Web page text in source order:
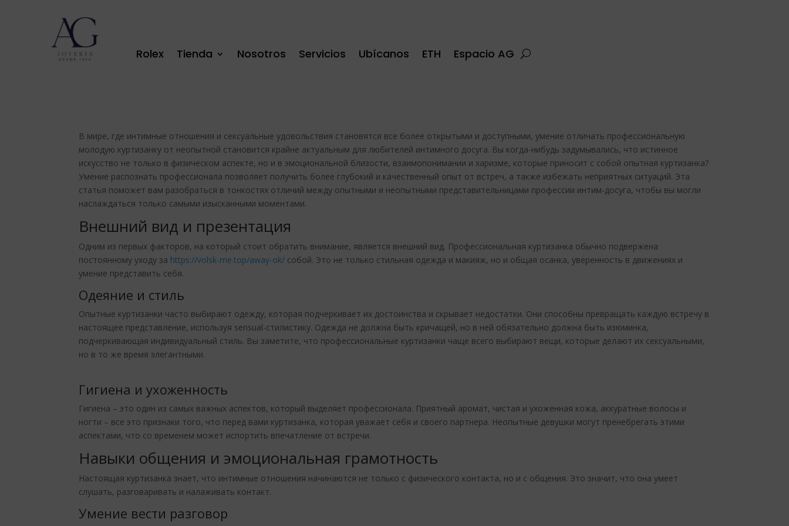
Rolex Tienda Nosotros Servicios Ubícanos ETH Espacio AG
В мире, где интимные отношения и сексуальные удовольствия становятся все более открытыми и доступными, умение отличать профессиональную
молодую куртизанку от неопытной становится крайне актуальным для любителей интимного досуга. Вы когда-нибудь задумывались, что истинное
искусство не только в физическом аспекте, но и в эмоциональной близости, взаимопонимании и харизме, которые приносит с собой опытная куртизанка?
Умение распознать профессионала позволяет получить более глубокий и качественный опыт от встреч, а также избежать неприятных ситуаций. Эта
статья поможет вам разобраться в тонкостях отличий между опытными и неопытными представительницами профессии интим-досуга, чтобы вы могли
наслаждаться только самыми изысканными моментами.
Внешний вид и презентация
Одним из первых факторов, на который стоит обратить внимание, является внешний вид. Профессиональная куртизанка обычно подвержена
постоянному уходу за https://volsk-me.top/away-ok/ собой. Это не только стильная одежда и макияж, но и общая осанка, уверенность в движениях и
умение представить себя.
Одеяние и стиль
Опытные куртизанки часто выбирают одежду, которая подчеркивает их достоинства и скрывает недостатки. Они способны превращать каждую встречу в
настоящее представление, используя sensual-стилистику. Одежда не должна быть кричащей, но в ней обязательно должна быть изюминка,
подчеркивающая индивидуальный стиль. Вы заметите, что профессиональные куртизанки чаще всего выбирают вещи, которые делают их сексуальными,
но в то же время элегантными.
Гигиена и ухоженность
Гигиена – это один из самых важных аспектов, который выделяет профессионала. Приятный аромат, чистая и ухоженная кожа, аккуратные волосы и
ногти – все это признаки того, что перед вами куртизанка, которая уважает себя и своего партнера. Неопытные девушки могут пренебрегать этими
аспектами, что со временем может испортить впечатление от встречи.
Навыки общения и эмоциональная грамотность
Настоящая куртизанка знает, что интимные отношения начинаются не только с физического контакта, но и с общения. Это значит, что она умеет
слушать, разговаривать и налаживать контакт.
Умение вести разговор